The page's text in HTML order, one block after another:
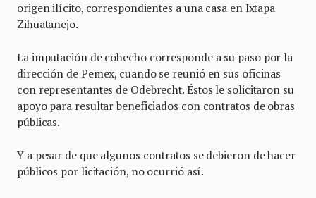
origen ilícito, correspondientes a una casa en Ixtapa
Zihuatanejo.
La imputación de cohecho corresponde a su paso por la
dirección de Pemex, cuando se reunió en sus oficinas
con representantes de Odebrecht. Éstos le solicitaron su
apoyo para resultar beneficiados con contratos de obras
públicas.
Y a pesar de que algunos contratos se debieron de hacer
públicos por licitación, no ocurrió así.